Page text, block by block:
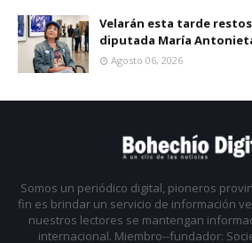
Velarán esta tarde
diputada María
Agosto 06, 2026
Somos un periódico digital, pioneros
fin es brindar un servicio de información
nuestros lectores se mantengan
internacional. Miembro--fundador: